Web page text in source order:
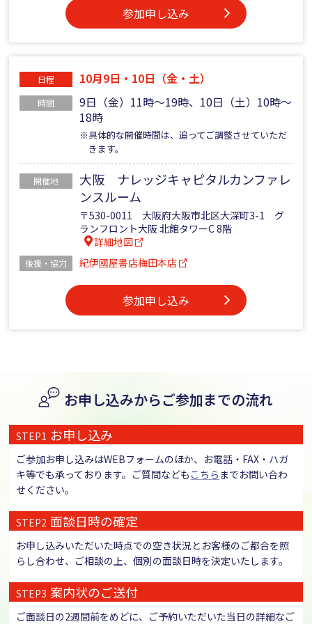
参加申し込み
日程 10月9日・10日（金・土）
時間
9日（金）11時～19時、10日（土）10時～
18時
※具体的な開催時間は、追ってご調整させていただ
きます。
開催地
大阪 ナレッジキャピタルカンファレ
ンスルーム
〒530-0011 大阪府大阪市北区大深町3-1 グ
ランフロント大阪 北館タワーC 8階
詳細地図
後援・協力 紀伊國屋書店梅田本店
参加申し込み
お申し込みからご参加までの流れ
STEP1 お申し込み
ご参加お申し込みはWEBフォームのほか、お電話・FAX・ハガ
キ等でも承っております。ご質問なども こちら までお問い合わ
せください。
STEP2 面談日時の確定
お申し込みいただいた時点での空き状況とお客様のご都合を照
らし合わせ、ご相談の上、個別の面談日時を決定いたします。
STEP3 案内状のご送付
ご面談日の2週間前をめどに、ご予約いただいた当日の詳細なご